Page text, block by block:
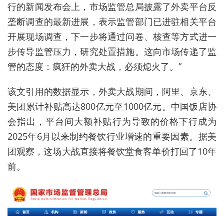
行的新闻发布会上，市场监管总局披露了外卖平台反
垄断调查的最新进展，表示监管部门已进驻相关平台
开展现场调查，下一步将通过问卷、核查等方式进一
步传导监管压力，研究处置措施。这向市场传递了监
管的态度：疯狂的外卖大战，必须熄火了。”
该文引用的数据显示，外卖大战期间，阿里、京东、
美团累计补贴高达800亿元至1000亿元。中国饭店协
会指出，平台间大额补贴行为导致的价格下行成为
2025年6月以来制约餐饮行业增速的重要因素。据美
团观察，这场大战直接将餐饮堂食客单价打回了10年
前。